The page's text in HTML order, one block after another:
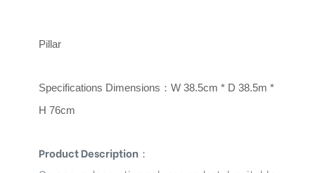
Pillar
Specifications Dimensions ： W 38.5cm * D 38.5m *
H 76cm
Product Description ：